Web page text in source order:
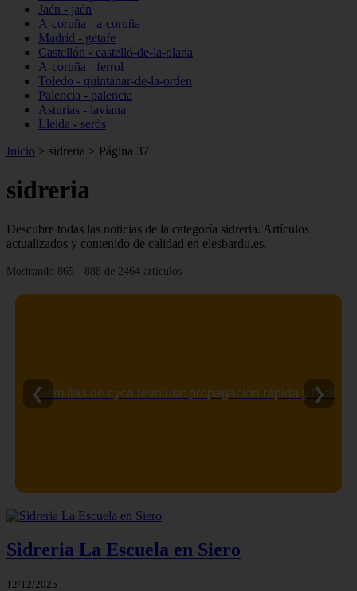
Jaén - jaén
A-coruña - a-coruña
Madrid - getafe
Castellón - castelló-de-la-plana
A-coruña - ferrol
Toledo - quintanar-de-la-orden
Palencia - palencia
Asturias - laviana
Lleida - seròs
Inicio > sidreria > Página 37
sidreria
Descubre todas las noticias de la categoría sidreria. Artículos
actualizados y contenido de calidad en elesbardu.es.
Mostrando 865 - 888 de 2464 artículos
Semillas de cyca revoluta: propagación rápida y fácil
❮ ❯
Sidreria La Escuela en Siero
12/12/2025